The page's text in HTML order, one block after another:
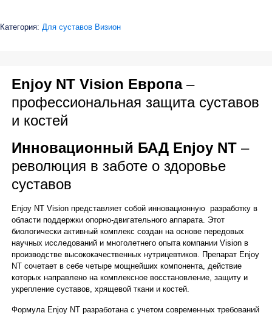
Категория: Для суставов Визион
Enjoy NT Vision Европа–
профессиональная защита суставов
и костей
Инновационный БАД Enjoy NT –
революция в заботе о здоровье
суставов
Enjoy NT Vision представляет собой инновационную разработку в
области поддержки опорно-двигательного аппарата. Этот
биологически активный комплекс создан на основе передовых
научных исследований и многолетнего опыта компании Vision в
производстве высококачественных нутрицевтиков. Препарат Enjoy
NT сочетает в себе четыре мощнейших компонента, действие
которых направлено на комплексное восстановление, защиту и
укрепление суставов, хрящевой ткани и костей.
Формула Enjoy NT разработана с учетом современных требований